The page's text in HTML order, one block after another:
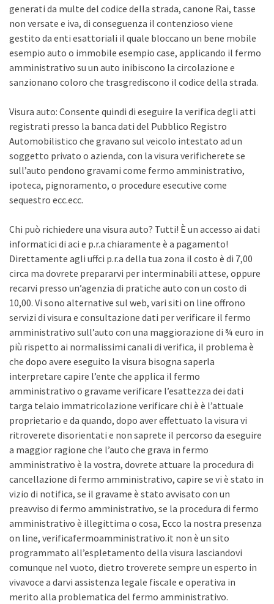
generati da multe del codice della strada, canone Rai, tasse
non versate e iva, di conseguenza il contenzioso viene
gestito da enti esattoriali il quale bloccano un bene mobile
esempio auto o immobile esempio case, applicando il fermo
amministrativo su un auto inibiscono la circolazione e
sanzionano coloro che trasgrediscono il codice della strada.
Visura auto: Consente quindi di eseguire la verifica degli atti
registrati presso la banca dati del Pubblico Registro
Automobilistico che gravano sul veicolo intestato ad un
soggetto privato o azienda, con la visura verificherete se
sull’auto pendono gravami come fermo amministrativo,
ipoteca, pignoramento, o procedure esecutive come
sequestro ecc.ecc.
Chi può richiedere una visura auto? Tutti! È un accesso ai dati
informatici di aci e p.r.a chiaramente è a pagamento!
Direttamente agli uffci p.r.a della tua zona il costo è di 7,00
circa ma dovrete prepararvi per interminabili attese, oppure
recarvi presso un’agenzia di pratiche auto con un costo di
10,00. Vi sono alternative sul web, vari siti on line offrono
servizi di visura e consultazione dati per verificare il fermo
amministrativo sull’auto con una maggiorazione di ¾ euro in
più rispetto ai normalissimi canali di verifica, il problema è
che dopo avere eseguito la visura bisogna saperla
interpretare capire l’ente che applica il fermo
amministrativo o gravame verificare l’esattezza dei dati
targa telaio immatricolazione verificare chi è è l’attuale
proprietario e da quando, dopo aver effettuato la visura vi
ritroverete disorientati e non saprete il percorso da eseguire
a maggior ragione che l’auto che grava in fermo
amministrativo è la vostra, dovrete attuare la procedura di
cancellazione di fermo amministrativo, capire se vi è stato in
vizio di notifica, se il gravame è stato avvisato con un
preavviso di fermo amministrativo, se la procedura di fermo
amministrativo è illegittima o cosa, Ecco la nostra presenza
on line, verificafermoamministrativo.it non è un sito
programmato all’espletamento della visura lasciandovi
comunque nel vuoto, dietro troverete sempre un esperto in
vivavoce a darvi assistenza legale fiscale e operativa in
merito alla problematica del fermo amministrativo.